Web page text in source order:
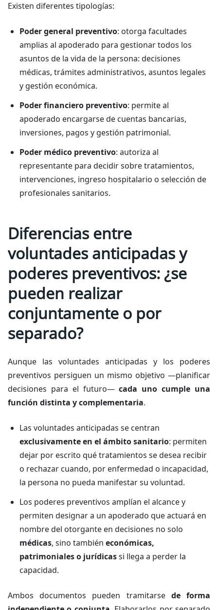
Existen diferentes tipologías:
Poder general preventivo: otorga facultades
amplias al apoderado para gestionar todos los
asuntos de la vida de la persona: decisiones
médicas, trámites administrativos, asuntos legales
y gestión económica.
Poder financiero preventivo: permite al
apoderado encargarse de cuentas bancarias,
inversiones, pagos y gestión patrimonial.
Poder médico preventivo: autoriza al
representante para decidir sobre tratamientos,
intervenciones, ingreso hospitalario o selección de
profesionales sanitarios.
Diferencias entre
voluntades anticipadas y
poderes preventivos: ¿se
pueden realizar
conjuntamente o por
separado?
Aunque las voluntades anticipadas y los poderes
preventivos persiguen un mismo objetivo —planificar
decisiones para el futuro—cada uno cumple una
función distinta y complementaria.
Las voluntades anticipadas se centran
exclusivamente en el ámbito sanitario: permiten
dejar por escrito qué tratamientos se desea recibir
o rechazar cuando, por enfermedad o incapacidad,
la persona no pueda manifestar su voluntad.
Los poderes preventivos amplían el alcance y
permiten designar a un apoderado que actuará en
nombre del otorgante en decisiones no solo
médicas, sino también económicas,
patrimoniales o jurídicassi llega a perder la
capacidad.
Ambos documentos pueden tramitarse de forma